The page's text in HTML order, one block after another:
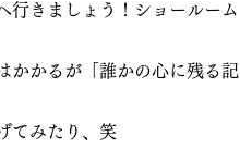
行きましょう！ショールーム
かかるが「誰かの心に残る記
てみたり、笑